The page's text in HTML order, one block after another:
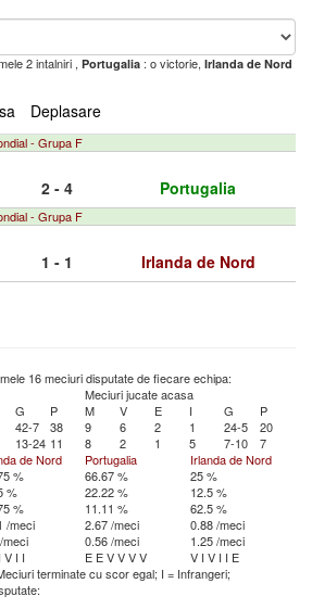
2 intalniri , Portugalia : o victorie, Irlanda de Nord
Deplasare
- Grupa F
2 - 4 Portugalia
- Grupa F
1 - 1 Irlanda de Nord
16 meciuri disputate de fiecare echipa:
Meciuri jucate acasa
G P M V E I G
P
42-7 38 9 6 2 1 24-5
20
13-24 11 8 2 1 5 7-10
7
de Nord Portugalia
Irlanda de Nord
% 66.67 %
25 %
% 22.22 %
12.5 %
% 11.11 %
62.5 %
/meci 2.67 /meci
0.88 /meci
meci 0.56 /meci
1.25 /meci
V I I E EVVVV V I V I I E
terminate cu scor egal; I = Infrangeri;